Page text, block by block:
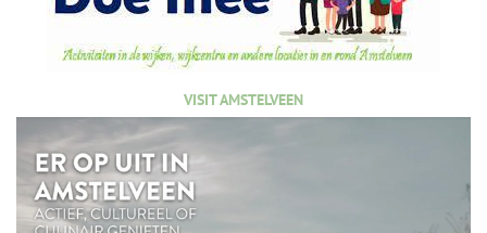
VISIT AMSTELVEEN